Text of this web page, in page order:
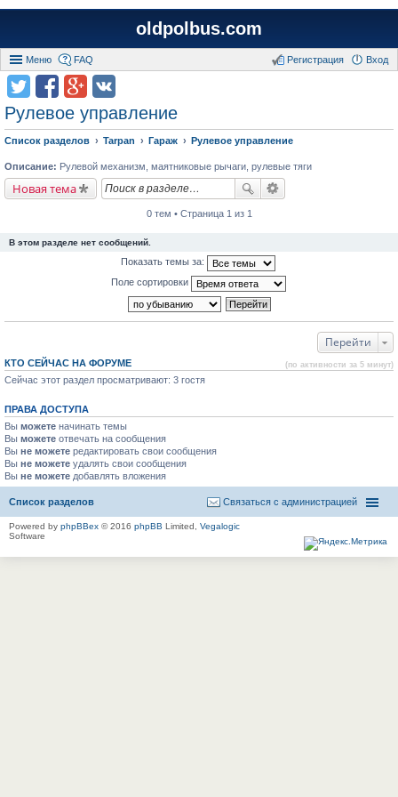
oldpolbus.com
Меню FAQ Вход
Регистрация
Рулевое управление
Список разделов Tarpan Гараж Рулевое управление
Описание: Рулевой механизм, маятниковые рычаги, рулевые тяги
Новая тема
0 тем • Страница 1 из 1
В этом разделе нет сообщений.
Показать темы за:
Поле сортировки
Перейти
КТО СЕЙЧАС НА ФОРУМЕ (по активности за 5 минут)
Сейчас этот раздел просматривают: 3 гостя
ПРАВА ДОСТУПА
Вы можете начинать темы
Вы можете отвечать на сообщения
Вы не можете редактировать свои сообщения
Вы не можете удалять свои сообщения
Вы не можете добавлять вложения
Список разделов Связаться с администрацией
Powered by phpBBex © 2016 phpBB Limited, Vegalogic
Software